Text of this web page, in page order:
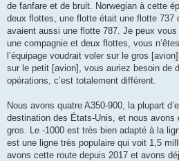
de fanfare et de bruit. Norwegian à cette
deux flottes, une flotte était une flotte 737
avaient aussi une flotte 787. Je peux
une compagnie et deux flottes, vous
l’équipage voudrait voler sur le gros
sur le petit [avion], vous auriez besoin de
opérations, c’est totalement différent.
Nous avons quatre A350-900, la plupart
destination des États-Unis, et nous avons
gros. Le -1000 est très bien adapté à la
est une ligne très populaire qui voit 1,5
avons cette route depuis 2017 et avons